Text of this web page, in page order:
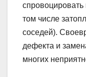
спровоцировать
том числе
соседей).
дефекта и
многих